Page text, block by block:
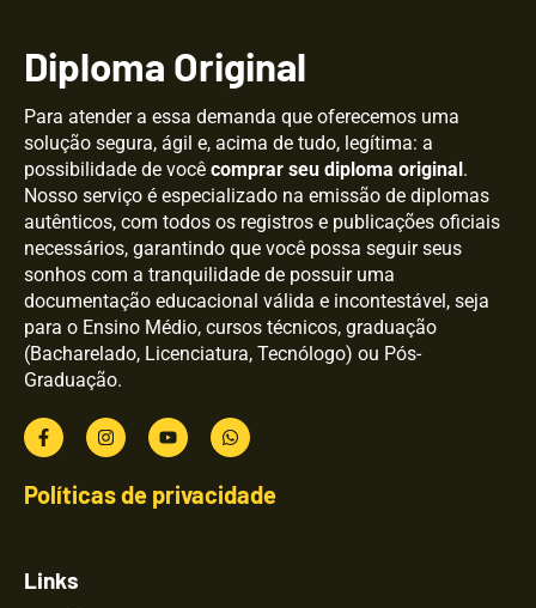
Diploma Original
Para atender a essa demanda que oferecemos uma
solução segura, ágil e, acima de tudo, legítima: a
possibilidade de você comprar seu diploma original.
Nosso serviço é especializado na emissão de diplomas
autênticos, com todos os registros e publicações oficiais
necessários, garantindo que você possa seguir seus
sonhos com a tranquilidade de possuir uma
documentação educacional válida e incontestável, seja
para o Ensino Médio, cursos técnicos, graduação
(Bacharelado, Licenciatura, Tecnólogo) ou Pós-
Graduação.
Políticas de privacidade
Links